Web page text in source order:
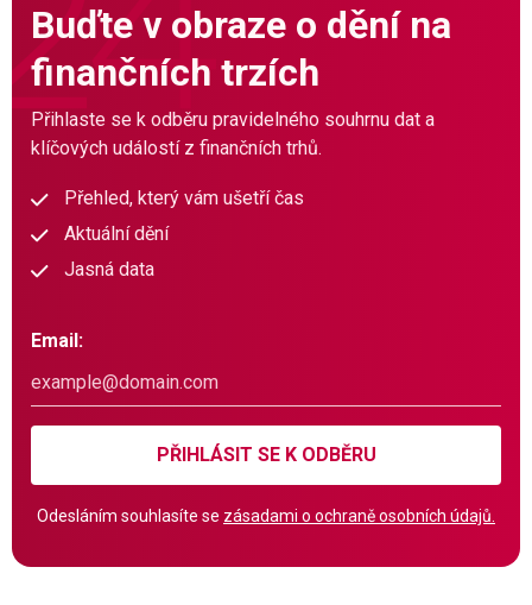
Buďte v obraze o dění na
finančních trzích
Přihlaste se k odběru pravidelného souhrnu dat a
klíčových událostí z finančních trhů.
Přehled, který vám ušetří čas
Aktuální dění
Jasná data
Email:
PŘIHLÁSIT SE K ODBĚRU
Odesláním souhlasíte se zásadami o ochraně osobních údajů.